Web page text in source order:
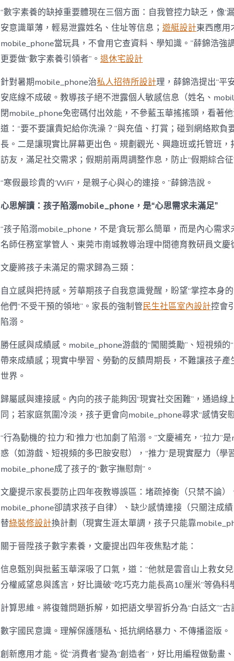
“數字素養的缺掉重要體現在三個方面：自我管控力缺乏，像‘
安意識單薄，輕易泄露姓名、住址等信息； 遊艇設計東西應用
mobile_phone當玩具，不會用它查資料、學知識。”薛錦浩強
更要做“數字素養引領者”。 退休宅設計
針對暑期mobile_phone治私人招待所設計理，薛錦浩提出“平
安底線不成破。教導孩子絕不泄露個人敏感信息（姓名、
閉mobile_phone免密碼付出效能，不參藍玉華搖搖頭，看著
道：“要不要讓貴妃給你洗澡？”與充值、打賞；碰到網絡欺負
長。二是讓現實比屏幕更出色。規劃觀光、興趣班或托管班
訪友，滿足社交需求；假期前兩周調整作息，防止“假期綜合征
“寒假最珍貴的‘WiFi’，是親子心與心的連接。”薛錦浩說。
心思解讀：孩子陷溺mobile_phone，是“心思需求未滿足”
“孩子陷溺mobile_phone，不是‘貪玩’那么簡單，而是內心需
名師任務室掌管人、東莞市南城教導治理中間德育教研員文慶
文慶將孩子未滿足的需求歸為三類：
自立感與把持感。芳華期孩子自我意識覺醒，盼望“掌控本身
他們“不受干預的領地”。家長的強制管民生社區室內設計控會
陷溺。
勝任感與成績感。mobile_phone游戲的“闖關獎勵”、短視頻的
帶來成績感；現實中學習、勞動的反饋周期長，不難讓孩子
世界。
歸屬感與連接感。內向的孩子能夠因“現實社交困難”，通過線
同；若家庭氛圍冷淡，孩子更會向mobile_phone尋求“感情安慰
“行為動機的‘拉力’和‘推力’也加劇了陷溺。”文慶補充，“拉力”
惑（如游戲、短視頻的多巴胺安慰），“推力”是現實壓力（學
mobile_phone成了孩子的“數字撫慰劑”。
文慶提示家長要防止四年夜教導誤區：堵疏掉衡（只禁不論）
mobile_phone卻請求孩子自律）、缺少感情連接（只關注成
替綠裝修設計換計劃（現實生涯太單調，孩子只能靠
關于晉陞孩子數字素養，文慶提出四年夜焦點才能：
信息甄別與批藍玉華深吸了口氣，道：“他就是雲音山上救女
分權威望息與謠言，好比識破“吃巧克力能長高10厘米”等偽科
計算思維。將復雜問題拆解，如把語文學習拆分為“白話文”“古
數字國民意識。理解保護隱私、抵抗網絡暴力、不傳播盜版。
創新應用才能。從“消費者”變為“創造者”，好比用編程做動畫